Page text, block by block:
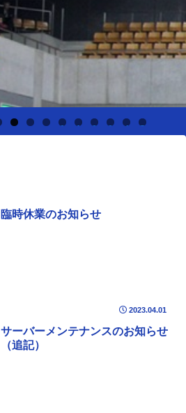
0 1 2 3 4 5
臨時休業のお知らせ
2023.04.01
サーバーメンテナンスのお知らせ
（追記）